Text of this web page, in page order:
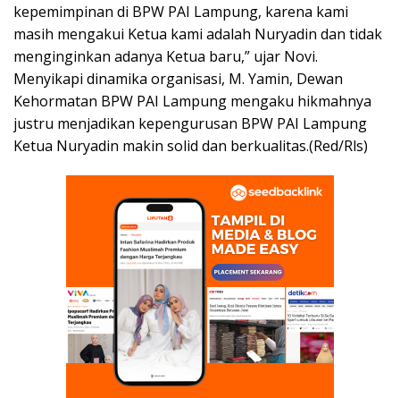
kepemimpinan di BPW PAI Lampung, karena kami
masih mengakui Ketua kami adalah Nuryadin dan tidak
menginginkan adanya Ketua baru,” ujar Novi.
Menyikapi dinamika organisasi, M. Yamin, Dewan
Kehormatan BPW PAI Lampung mengaku hikmahnya
justru menjadikan kepengurusan BPW PAI Lampung
Ketua Nuryadin makin solid dan berkualitas.(Red/Rls)